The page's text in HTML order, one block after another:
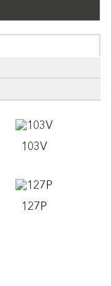
103V
127P